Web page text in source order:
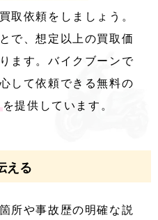
取依頼をしましょう。
で、想定以上の買取価
ます。バイクブーンで
して依頼できる無料の
を提供しています。
える
所や事故歴の明確な説